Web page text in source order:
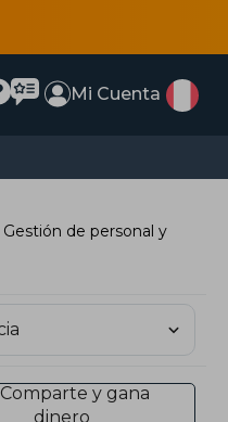
Mi Cuenta
Gestión de personal y
Comparte y gana
dinero